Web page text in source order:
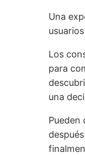
Una
Los
para
una
Pueden